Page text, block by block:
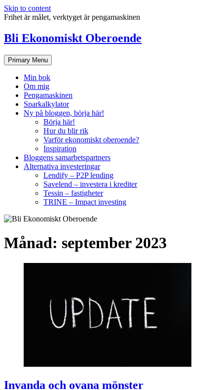
Skip to content
Frihet är målet, verktyget är pengamaskinen
Bli Ekonomiskt Oberoende
Primary Menu
Min bok
Om mig
Pengamaskinen
Sparkalkylator
Ny på bloggen, börja här!
Börja här!
Hur du blir rik
Varför ekonomiskt oberoende?
Inspiration
Bloggens samarbetspartners
Alternativa investeringar
Lendify – P2P lending
Savelend – investera i krediter
Tessin – fastigheter
TRINE – Impact investing
Månad: september 2023
Invanda och ovana mönster